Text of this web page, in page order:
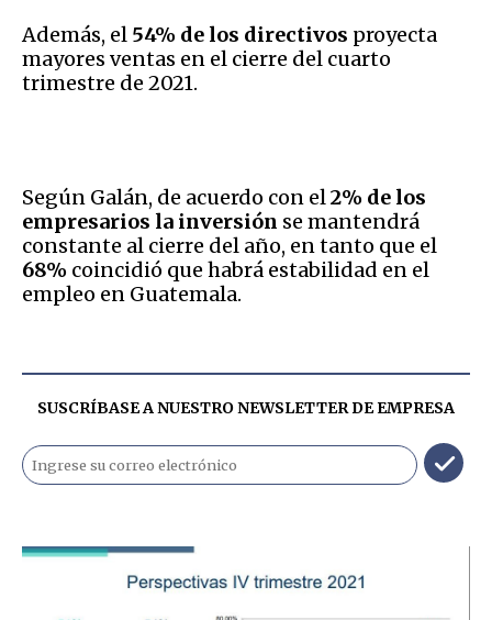
Además, el 54% de los directivos proyecta
mayores ventas en el cierre del cuarto
trimestre de 2021.
Según Galán, de acuerdo con el2% de los
empresarios la inversión se mantendrá
constante al cierre del año, en tanto que el
68% coincidió que habrá estabilidad en el
empleo en Guatemala.
SUSCRÍBASE A NUESTRO NEWSLETTER DEEMPRESA